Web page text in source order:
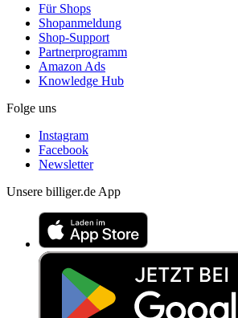
Für Shops
Shopanmeldung
Shop-Support
Partnerprogramm
Amazon Ads
Knowledge Hub
Folge uns
Instagram
Facebook
Newsletter
Unsere billiger.de App